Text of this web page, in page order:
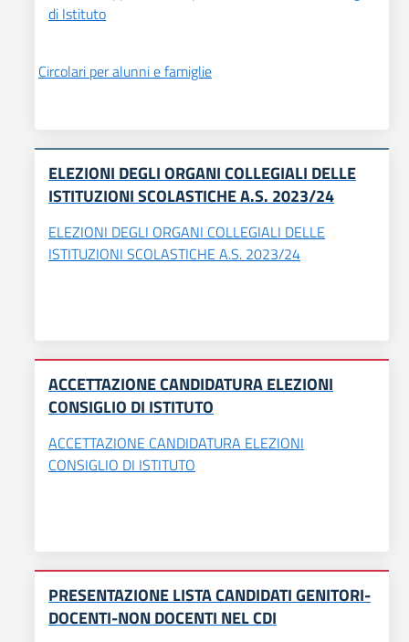
di Istituto
Circolari per alunni e famiglie
ELEZIONI DEGLI ORGANI COLLEGIALI DELLE
ISTITUZIONI SCOLASTICHE A.S. 2023/24
ELEZIONI DEGLI ORGANI COLLEGIALI DELLE
ISTITUZIONI SCOLASTICHE A.S. 2023/24
ACCETTAZIONE CANDIDATURA ELEZIONI
CONSIGLIO DI ISTITUTO
ACCETTAZIONE CANDIDATURA ELEZIONI
CONSIGLIO DI ISTITUTO
PRESENTAZIONE LISTA CANDIDATI GENITORI-
DOCENTI-NON DOCENTI NEL CDI